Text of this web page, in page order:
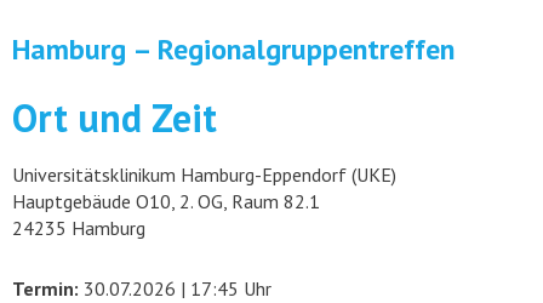
Hamburg – Regionalgruppentreffen
Ort und Zeit
Universitätsklinikum Hamburg-Eppendorf (UKE)
Hauptgebäude O10, 2. OG, Raum 82.1
24235 Hamburg
Termin: 30.07.2026 | 17:45 Uhr